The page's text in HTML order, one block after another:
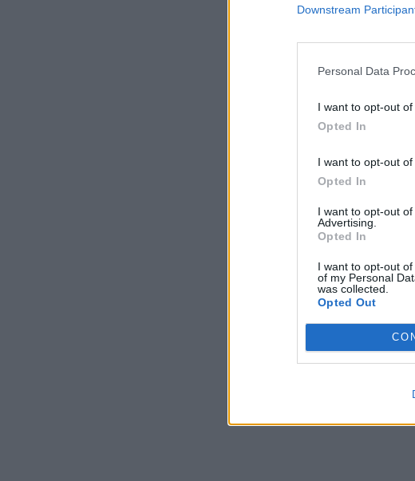
Downstream
Personal Data
I want to opt-out
Opted In
I want to opt-out
Opted In
I want to opt-out
Advertising.
Opted In
I want to opt-out
of my Personal
was collected.
Opted Out